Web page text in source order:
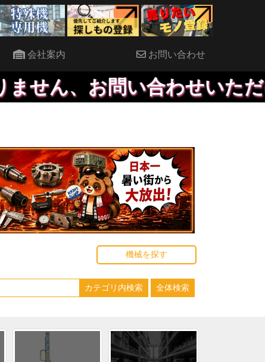
会社案内 お問い合わせ
問い合わせいただければ
機械を探す